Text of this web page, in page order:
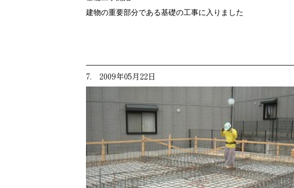
建物の重要部分である基礎の工事に入りました
7. 2009年05月22日